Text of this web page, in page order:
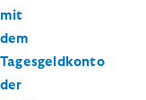
mit
dem
Tagesgeldkonto
der